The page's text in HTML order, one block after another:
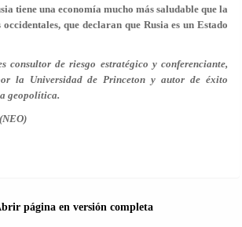
tiene una economía mucho más saludable que la
que declaran que Rusia es un Estado
consultor de riesgo estratégico y conferenciante,
la Universidad de Princeton y autor de éxito
geopolítica.
página en versión completa